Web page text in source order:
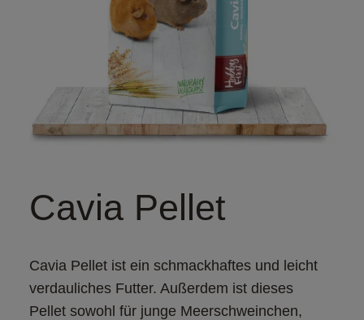
Cavia Pellet
Cavia Pellet ist ein schmackhaftes und leicht
verdauliches Futter. Außerdem ist dieses
Pellet sowohl für junge Meerschweinchen,